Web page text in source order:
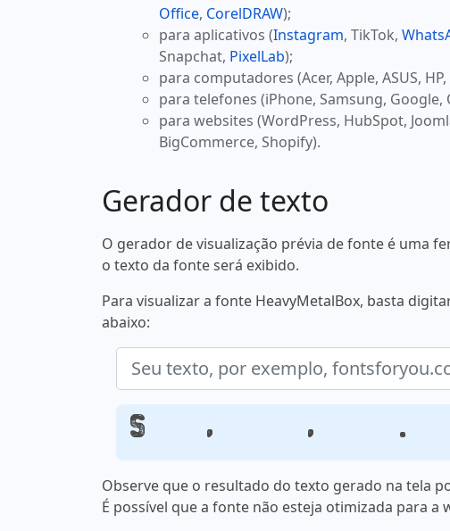
Office, CorelDRAW);
para aplicativos (Instagram, TikTok,
Snapchat, PixelLab);
para computadores (Acer, Apple, ASUS,
para telefones (iPhone, Samsung, Google,
para websites (WordPress, HubSpot,
BigCommerce, Shopify).
Gerador de texto
O gerador de visualização prévia de fonte é uma
o texto da fonte será exibido.
Para visualizar a fonte HeavyMetalBox, basta
abaixo:
Seu texto, por exemplo, fontsforyou.com
Observe que o resultado do texto gerado na tela
É possível que a fonte não esteja otimizada para